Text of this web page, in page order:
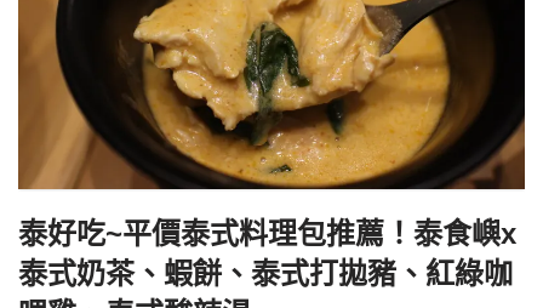
泰好吃~平價泰式料理包推薦！泰食嶼x
泰式奶茶、蝦餅、泰式打拋豬、紅綠咖